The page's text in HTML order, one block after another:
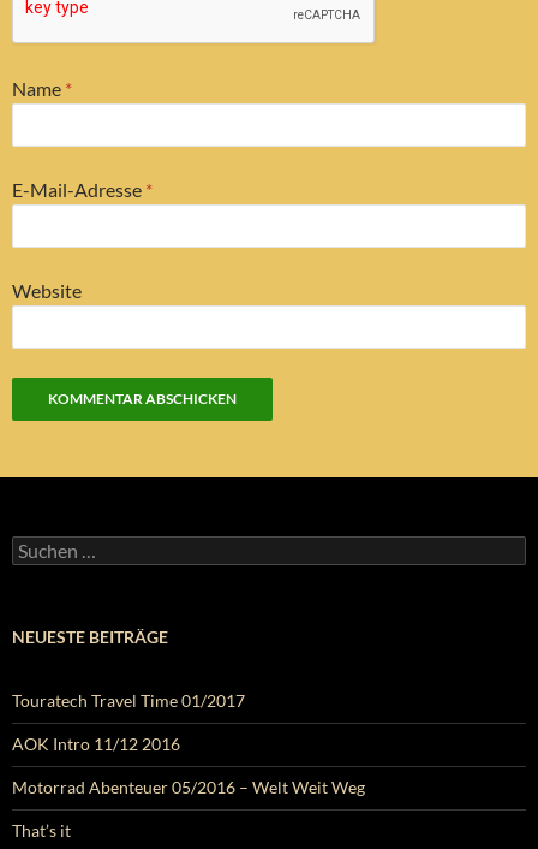
Name *
E-Mail-Adresse *
Website
Suchen
nach:
NEUESTE BEITRÄGE
Touratech Travel Time 01/2017
AOK Intro 11/12 2016
Motorrad Abenteuer 05/2016 – Welt Weit Weg
That’s it